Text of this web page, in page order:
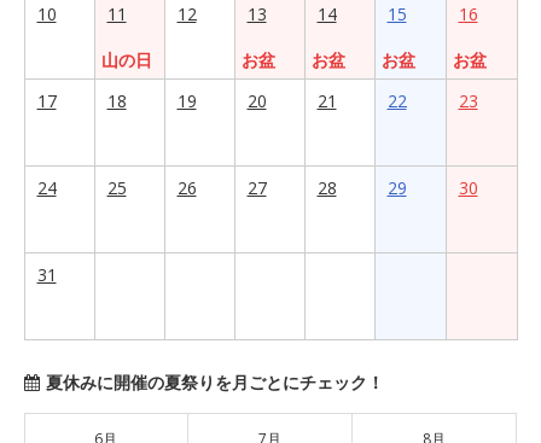
10
11
山の日
12
13
お盆
14
お盆
15
お盆
16
お盆
17
18 19 20 21 22 23
24 25 26 27 28 29 30
31
夏休みに開催の夏祭りを月ごとにチェック！
6月 7月 8月